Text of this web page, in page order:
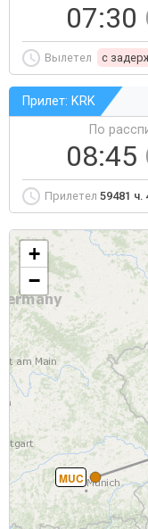
07:30
Вылетел c
Прилет: KRK
По
08:45
Прилетел 59481 ч.
MUC
+
−